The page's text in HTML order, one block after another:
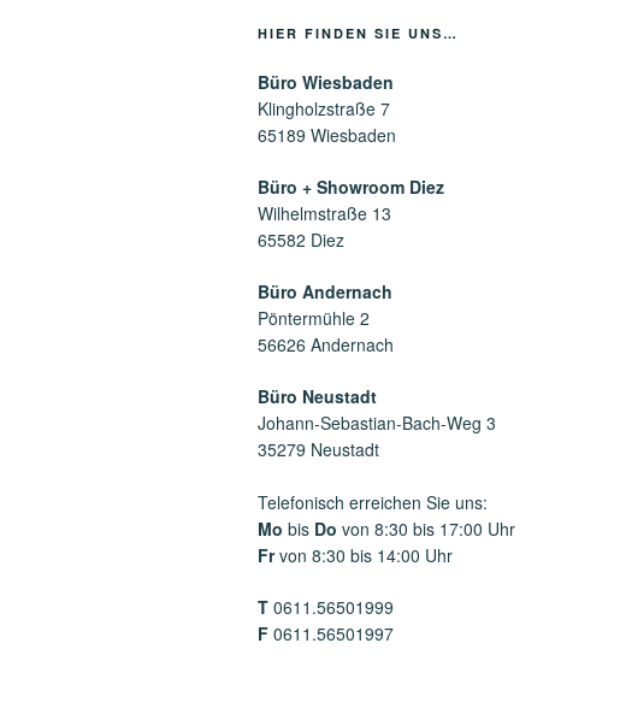
HIER FINDEN SIE UNS…
Büro Wiesbaden
Klingholzstraße 7
65189 Wiesbaden
Büro + Showroom Diez
Wilhelmstraße 13
65582 Diez
Büro Andernach
Pöntermühle 2
56626 Andernach
Büro Neustadt
Johann-Sebastian-Bach-Weg 3
35279 Neustadt
Telefonisch erreichen Sie uns:
Mo bis Do von 8:30 bis 17:00 Uhr
Frvon 8:30 bis 14:00 Uhr
T 0611.56501999
F 0611.56501997